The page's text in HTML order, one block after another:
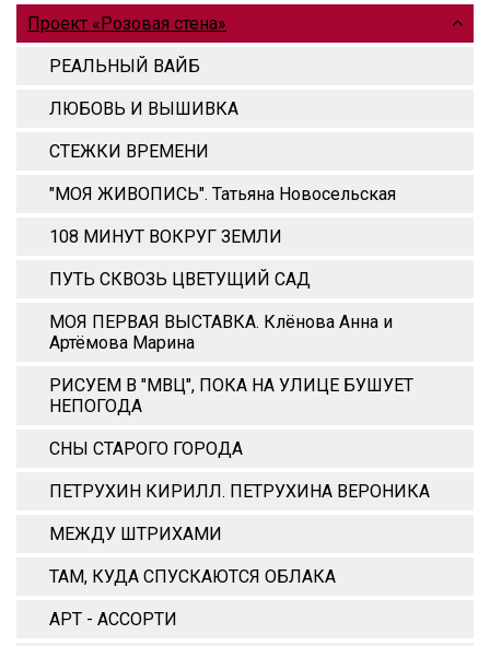
Проект «Розовая стена»
РЕАЛЬНЫЙ ВАЙБ
ЛЮБОВЬ И ВЫШИВКА
СТЕЖКИ ВРЕМЕНИ
"МОЯ ЖИВОПИСЬ". Татьяна Новосельская
108 МИНУТ ВОКРУГ ЗЕМЛИ
ПУТЬ СКВОЗЬ ЦВЕТУЩИЙ САД
МОЯ ПЕРВАЯ ВЫСТАВКА. Клёнова Анна и
Артёмова Марина
РИСУЕМ В "МВЦ", ПОКА НА УЛИЦЕ БУШУЕТ
НЕПОГОДА
СНЫ СТАРОГО ГОРОДА
ПЕТРУХИН КИРИЛЛ. ПЕТРУХИНА ВЕРОНИКА
МЕЖДУ ШТРИХАМИ
ТАМ, КУДА СПУСКАЮТСЯ ОБЛАКА
АРТ - АССОРТИ